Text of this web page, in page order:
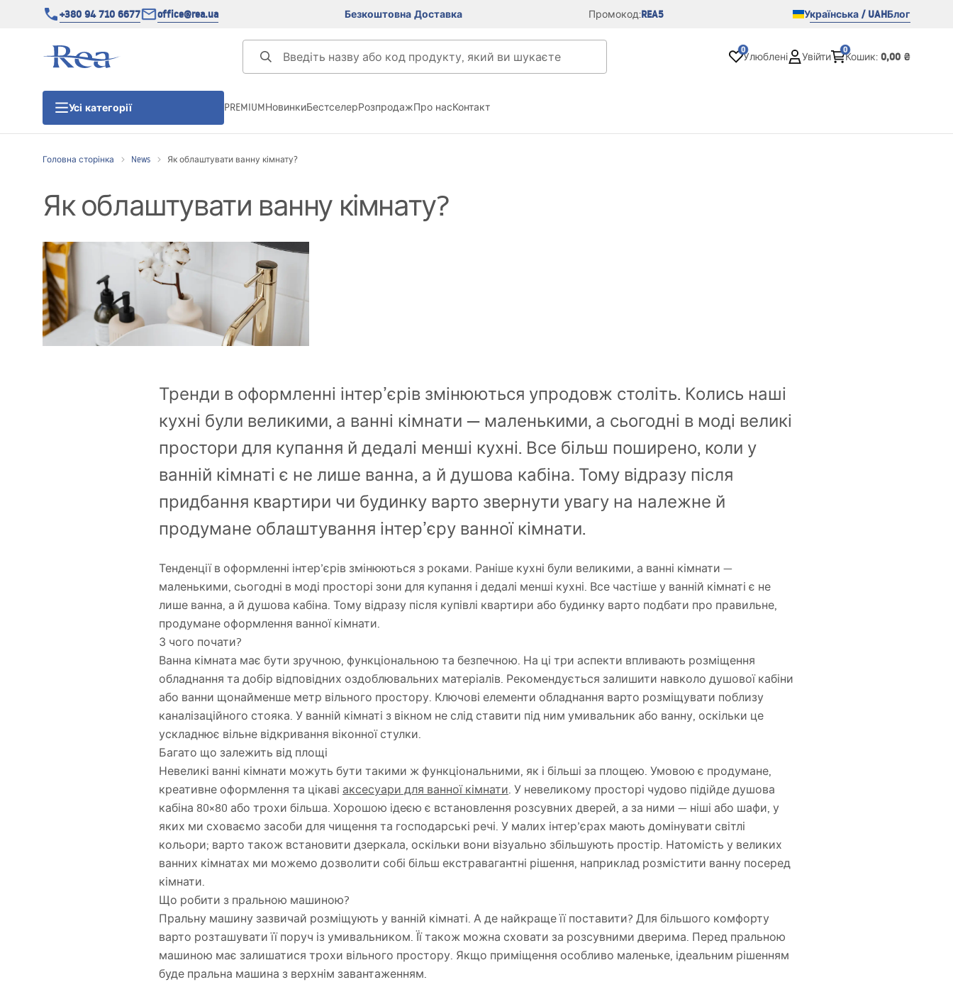
+380 94 710 6677 office@rea.ua Безкоштовна Доставка Промокод:REA5 Українська / UAHБлог
0
Улюблені Увійти
0
Кошик: 0,00 ₴
Усі категорії
Душові двері
Душові піддони
Душові лінійні зливи
Унітаз і біде
Ванни та душові шторки
Душові гарнітури
Аксесуари та меблі для
PREMIUMНовинкиБестселерРозпродажПро насКонтакт
Головна сторінка News Як облаштувати ванну кімнату?
Як облаштувати ванну кімнату?
Тренди в оформленні інтер’єрів змінюються упродовж століть. Колись наші
кухні були великими, а ванні кімнати — маленькими, а сьогодні в моді великі
простори для купання й дедалі менші кухні. Все більш поширено, коли у
ванній кімнаті є не лише ванна, а й душова кабіна. Тому відразу після
придбання квартири чи будинку варто звернути увагу на належне й
продумане облаштування інтер’єру ванної кімнати.
Тенденції в оформленні інтер’єрів змінюються з роками. Раніше кухні були великими, а ванні кімнати —
маленькими, сьогодні в моді просторі зони для купання і дедалі менші кухні. Все частіше у ванній кімнаті є не
лише ванна, а й душова кабіна. Тому відразу після купівлі квартири або будинку варто подбати про правильне,
продумане оформлення ванної кімнати.
З чого почати?
Ванна кімната має бути зручною, функціональною та безпечною. На ці три аспекти впливають розміщення
обладнання та добір відповідних оздоблювальних матеріалів. Рекомендується залишити навколо душової кабіни
або ванни щонайменше метр вільного простору. Ключові елементи обладнання варто розміщувати поблизу
каналізаційного стояка. У ванній кімнаті з вікном не слід ставити під ним умивальник або ванну, оскільки це
ускладнює вільне відкривання віконної стулки.
Багато що залежить від площі
Невеликі ванні кімнати можуть бути такими ж функціональними, як і більші за площею. Умовою є продумане,
креативне оформлення та цікаві аксесуари для ванної кімнати. У невеликому просторі чудово підійде душова
кабіна 80×80 або трохи більша. Хорошою ідеєю є встановлення розсувних дверей, а за ними — ніші або шафи, у
яких ми сховаємо засоби для чищення та господарські речі. У малих інтер’єрах мають домінувати світлі
кольори; варто також встановити дзеркала, оскільки вони візуально збільшують простір. Натомість у великих
ванних кімнатах ми можемо дозволити собі більш екстравагантні рішення, наприклад розмістити ванну посеред
кімнати.
Що робити з пральною машиною?
Пральну машину зазвичай розміщують у ванній кімнаті. А де найкраще її поставити? Для більшого комфорту
варто розташувати її поруч із умивальником. Її також можна сховати за розсувними дверима. Перед пральною
машиною має залишатися трохи вільного простору. Якщо приміщення особливо маленьке, ідеальним рішенням
буде пральна машина з верхнім завантаженням.